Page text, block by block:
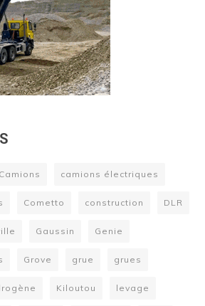
Camions camions électriques
Cometto construction DLR
Gaussin Genie
Grove grue grues
Kiloutou levage